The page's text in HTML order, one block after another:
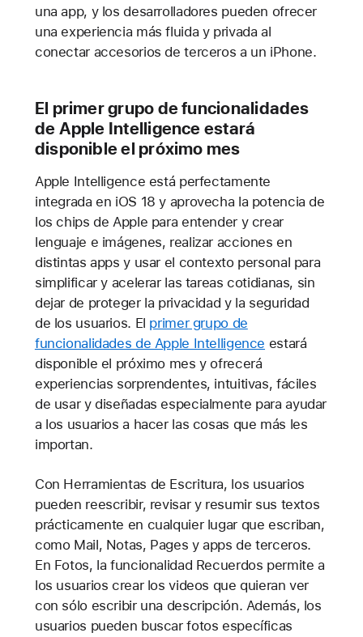
una app, y los desarrolladores pueden ofrecer
una experiencia más fluida y privada al
conectar accesorios de terceros a un iPhone.
El primer grupo de funcionalidades
de Apple Intelligence estará
disponible el próximo mes
Apple Intelligence está perfectamente
integrada en iOS 18 y aprovecha la potencia de
los chips de Apple para entender y crear
lenguaje e imágenes, realizar acciones en
distintas apps y usar el contexto personal para
simplificar y acelerar las tareas cotidianas, sin
dejar de proteger la privacidad y la seguridad
de los usuarios. El primer grupo de
funcionalidades de Apple Intelligence estará
disponible el próximo mes y ofrecerá
experiencias sorprendentes, intuitivas, fáciles
de usar y diseñadas especialmente para ayudar
a los usuarios a hacer las cosas que más les
importan.
Con Herramientas de Escritura, los usuarios
pueden reescribir, revisar y resumir sus textos
prácticamente en cualquier lugar que escriban,
como Mail, Notas, Pages y apps de terceros.
En Fotos, la funcionalidad Recuerdos permite a
los usuarios crear los videos que quieran ver
con sólo escribir una descripción. Además, los
usuarios pueden buscar fotos específicas